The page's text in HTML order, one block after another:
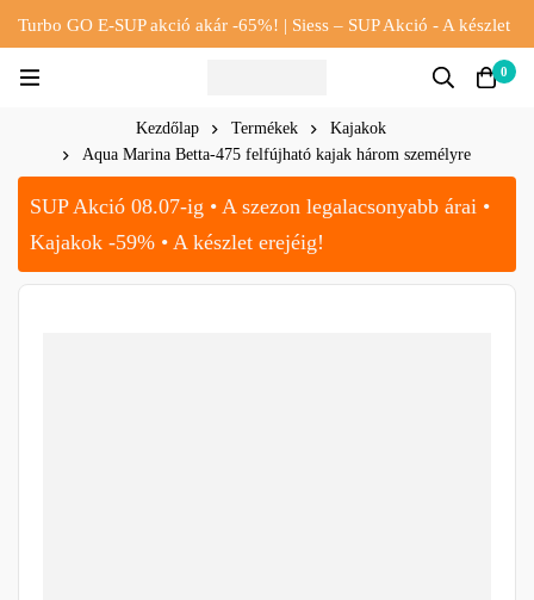
Turbo GO E-SUP akció akár -65%! | Siess – SUP Akció - A készlet
0
Kezdőlap Termékek
Kajakok
Aqua Marina Betta-475 felfújható kajak három személyre
SUP Akció 08.07-ig • A szezon legalacsonyabb árai •
Kajakok -59% • A készlet erejéig!